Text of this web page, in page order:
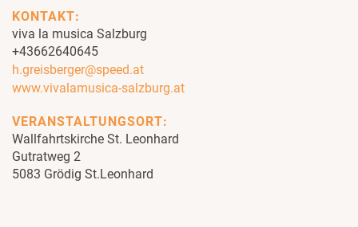
KONTAKT:
viva la musica Salzburg
+43662640645
h.greisberger@speed.at
www.vivalamusica-salzburg.at
VERANSTALTUNGSORT:
Wallfahrtskirche St. Leonhard
Gutratweg 2
5083 Grödig St.Leonhard